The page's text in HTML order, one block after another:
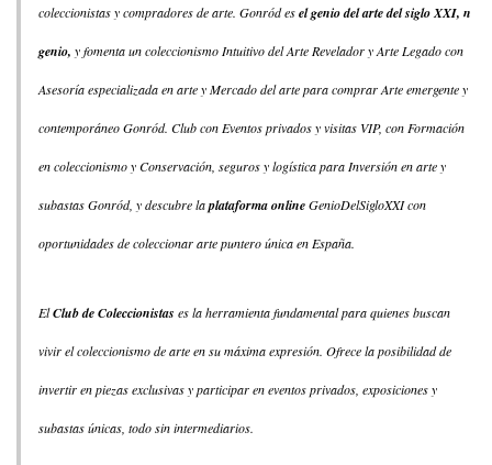
coleccionistas y compradores de arte. Gonród esel genio del arte del siglo XXI, n
genio, y fomenta un coleccionismo Intuitivo del Arte Revelador y Arte Legado con
Asesoría especializada en arte y Mercado del arte para comprar Arte emergente y
contemporáneo Gonród. Club con Eventos privados y visitas VIP, con Formación
en coleccionismo y Conservación, seguros y logística para Inversión en arte y
subastas Gonród, y descubre laplataforma onlineGenioDelSigloXXI con
oportunidades de coleccionar arte puntero única en España.
ElClub de Coleccionistas es la herramienta fundamental para quienes buscan
vivir el coleccionismo de arte en su máxima expresión. Ofrece la posibilidad de
invertir en piezas exclusivas y participar en eventos privados, exposiciones y
subastas únicas, todo sin intermediarios.